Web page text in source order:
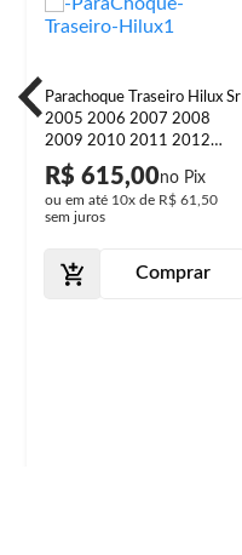
Parachoque Traseiro Hilux Sr
2005 2006 2007 2008
2009 2010 2011 2012
2013 2014 2015 Black
Piano
R$ 615,00
ou em até 10x de R$ 61,50
sem juros
Comprar